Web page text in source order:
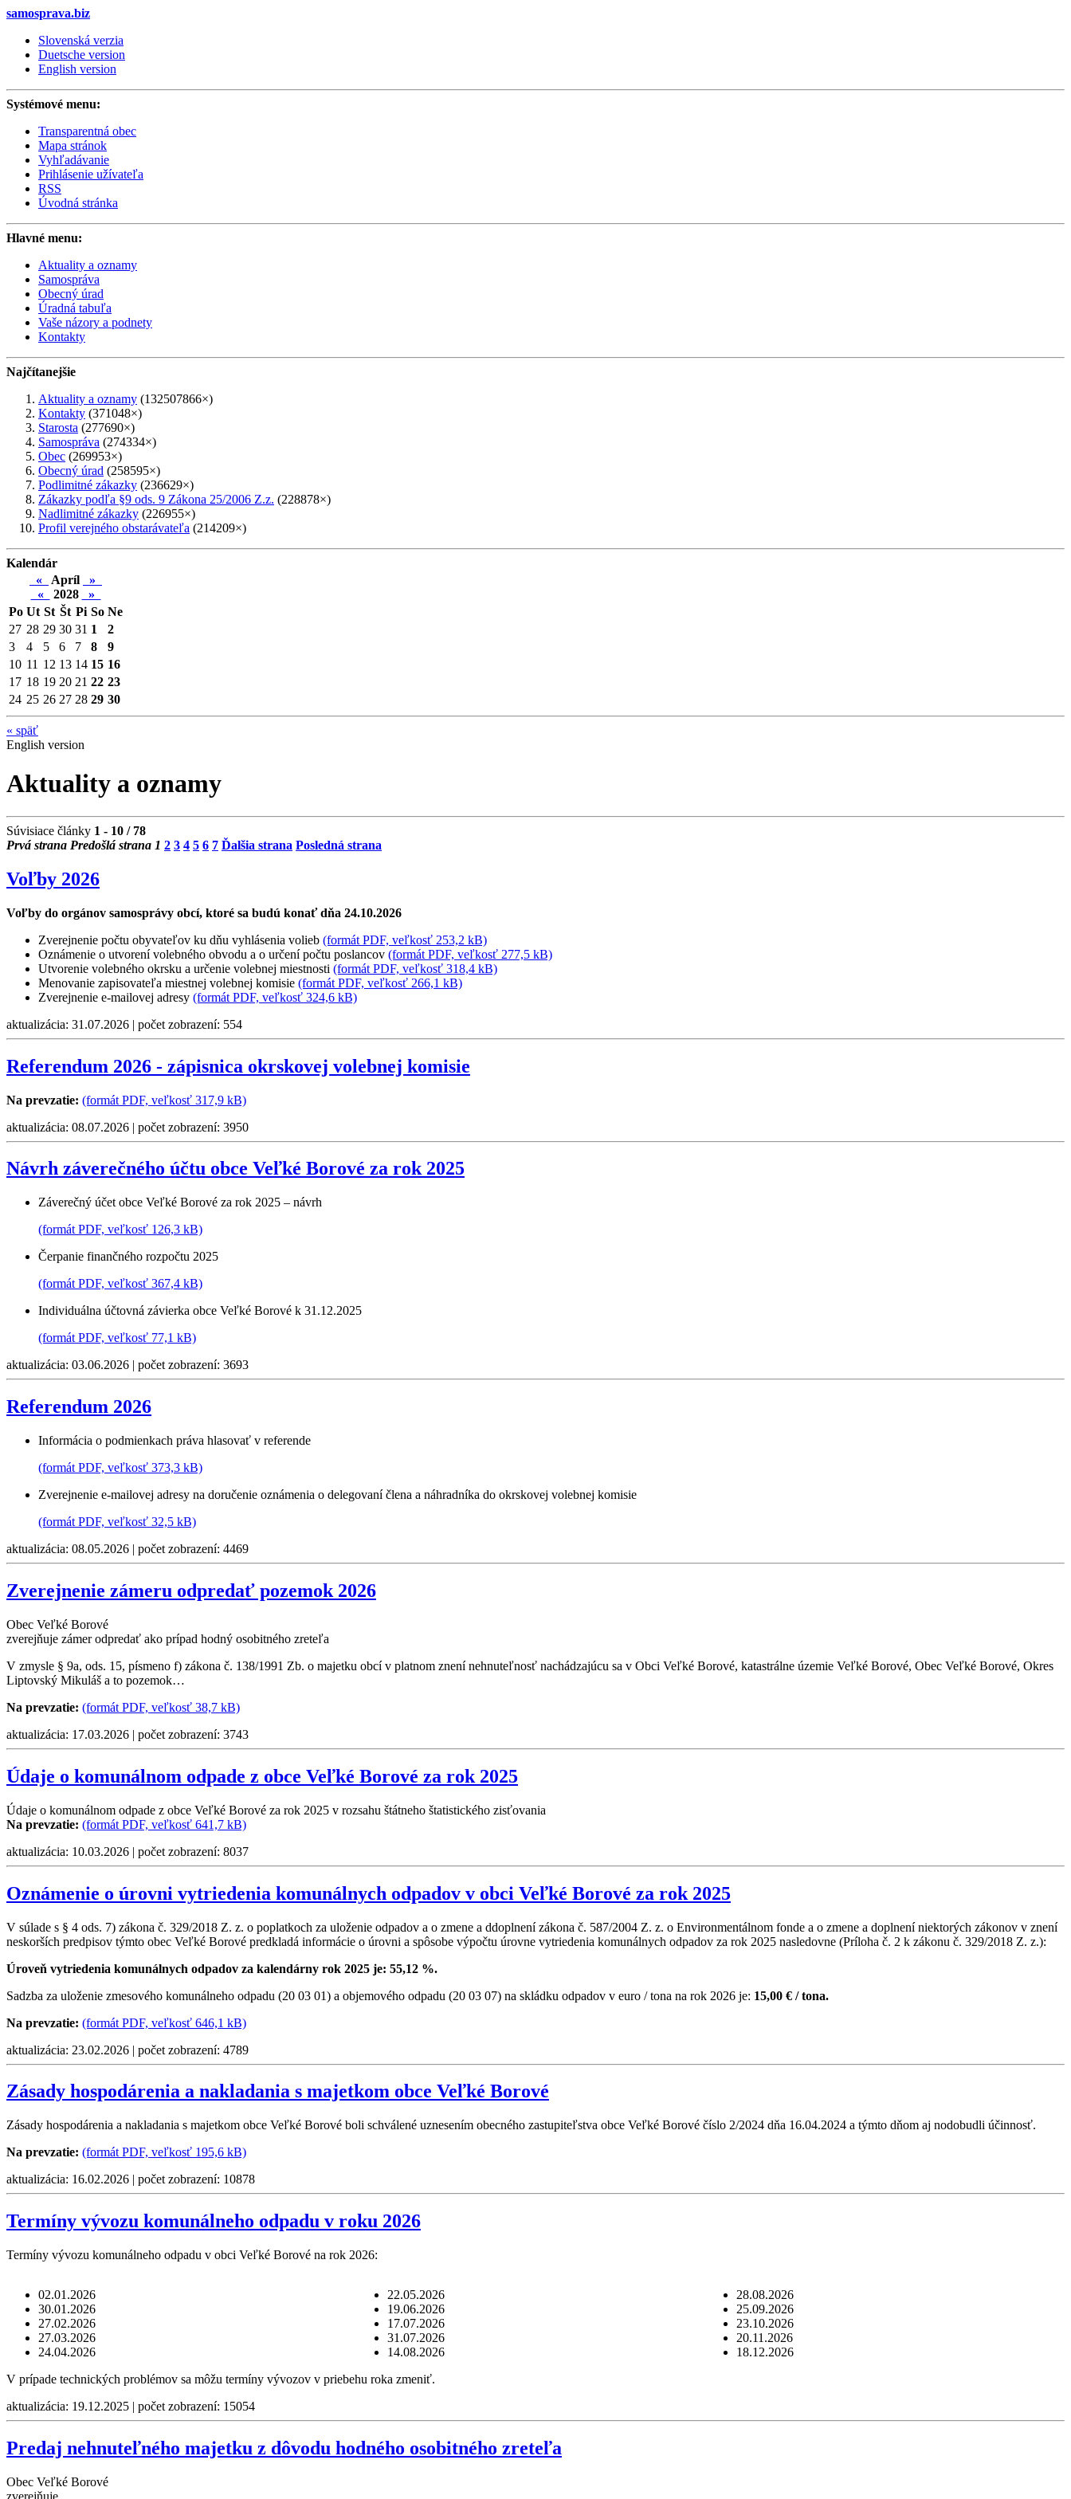
samosprava.biz
Slovenská verzia
Duetsche version
English version
Systémové menu:
Transparentná obec
Mapa stránok
Vyhľadávanie
Prihlásenie užívateľa
RSS
Úvodná stránka
Hlavné menu:
Aktuality a oznamy
Samospráva
Obecný úrad
Úradná tabuľa
Vaše názory a podnety
Kontakty
Najčítanejšie
Aktuality a oznamy (132507866×)
Kontakty (371048×)
Starosta (277690×)
Samospráva (274334×)
Obec (269953×)
Obecný úrad (258595×)
Podlimitné zákazky (236629×)
Zákazky podľa §9 ods. 9 Zákona 25/2006 Z.z. (228878×)
Nadlimitné zákazky (226955×)
Profil verejného obstarávateľa (214209×)
Kalendár
«
Apríl
»
«
2028
»
Po Ut St Št Pi So Ne
27 28 29 30 31 1
2
3
4 5 6 7 8
9
10 11 12 13 14 15 16
17 18 19 20 21 22 23
24 25 26 27 28 29 30
« späť
English version
Aktuality a oznamy
Súvisiace články 1 - 10 / 78
Prvá strana Predošlá strana 1 2 3 4 5 6 7 Ďalšia strana Posledná strana
Voľby 2026
Voľby do orgánov samosprávy obcí, ktoré sa budú konať dňa 24.10.2026
Zverejnenie počtu obyvateľov ku dňu vyhlásenia volieb (formát PDF, veľkosť 253,2 kB)
Oznámenie o utvorení volebného obvodu a o určení počtu poslancov (formát PDF, veľkosť 277,5 kB)
Utvorenie volebného okrsku a určenie volebnej miestnosti (formát PDF, veľkosť 318,4 kB)
Menovanie zapisovateľa miestnej volebnej komisie (formát PDF, veľkosť 266,1 kB)
Zverejnenie e-mailovej adresy (formát PDF, veľkosť 324,6 kB)
aktualizácia: 31.07.2026 | počet zobrazení: 554
Referendum 2026 - zápisnica okrskovej volebnej komisie
Na prevzatie: (formát PDF, veľkosť 317,9 kB)
aktualizácia: 08.07.2026 | počet zobrazení: 3950
Návrh záverečného účtu obce Veľké Borové za rok 2025
Záverečný účet obce Veľké Borové za rok 2025 – návrh
(formát PDF, veľkosť 126,3 kB)
Čerpanie finančného rozpočtu 2025
(formát PDF, veľkosť 367,4 kB)
Individuálna účtovná závierka obce Veľké Borové k 31.12.2025
(formát PDF, veľkosť 77,1 kB)
aktualizácia: 03.06.2026 | počet zobrazení: 3693
Referendum 2026
Informácia o podmienkach práva hlasovať v referende
(formát PDF, veľkosť 373,3 kB)
Zverejnenie e-mailovej adresy na doručenie oznámenia o delegovaní člena a náhradníka do okrskovej volebnej komisie
(formát PDF, veľkosť 32,5 kB)
aktualizácia: 08.05.2026 | počet zobrazení: 4469
Zverejnenie zámeru odpredať pozemok 2026
Obec Veľké Borové
zverejňuje zámer odpredať ako prípad hodný osobitného zreteľa
V zmysle § 9a, ods. 15, písmeno f) zákona č. 138/1991 Zb. o majetku obcí v platnom znení nehnuteľnosť nachádzajúcu sa v Obci Veľké Borové, katastrálne územie Veľké Borové, Obec Veľké Borové, Okres
Liptovský Mikuláš a to pozemok…
Na prevzatie: (formát PDF, veľkosť 38,7 kB)
aktualizácia: 17.03.2026 | počet zobrazení: 3743
Údaje o komunálnom odpade z obce Veľké Borové za rok 2025
Údaje o komunálnom odpade z obce Veľké Borové za rok 2025 v rozsahu štátneho štatistického zisťovania
Na prevzatie: (formát PDF, veľkosť 641,7 kB)
aktualizácia: 10.03.2026 | počet zobrazení: 8037
Oznámenie o úrovni vytriedenia komunálnych odpadov v obci Veľké Borové za rok 2025
V súlade s § 4 ods. 7) zákona č. 329/2018 Z. z. o poplatkoch za uloženie odpadov a o zmene a ddoplnení zákona č. 587/2004 Z. z. o Environmentálnom fonde a o zmene a doplnení niektorých zákonov v znení
neskorších predpisov týmto obec Veľké Borové predkladá informácie o úrovni a spôsobe výpočtu úrovne vytriedenia komunálnych odpadov za rok 2025 nasledovne (Príloha č. 2 k zákonu č. 329/2018 Z. z.):
Úroveň vytriedenia komunálnych odpadov za kalendárny rok 2025 je: 55,12 %.
Sadzba za uloženie zmesového komunálneho odpadu (20 03 01) a objemového odpadu (20 03 07) na skládku odpadov v euro / tona na rok 2026 je: 15,00 € / tona.
Na prevzatie: (formát PDF, veľkosť 646,1 kB)
aktualizácia: 23.02.2026 | počet zobrazení: 4789
Zásady hospodárenia a nakladania s majetkom obce Veľké Borové
Zásady hospodárenia a nakladania s majetkom obce Veľké Borové boli schválené uznesením obecného zastupiteľstva obce Veľké Borové číslo 2/2024 dňa 16.04.2024 a týmto dňom aj nodobudli účinnosť.
Na prevzatie: (formát PDF, veľkosť 195,6 kB)
aktualizácia: 16.02.2026 | počet zobrazení: 10878
Termíny vývozu komunálneho odpadu v roku 2026
Termíny vývozu komunálneho odpadu v obci Veľké Borové na rok 2026:
02.01.2026
30.01.2026
27.02.2026
27.03.2026
24.04.2026
22.05.2026
19.06.2026
17.07.2026
31.07.2026
14.08.2026
28.08.2026
25.09.2026
23.10.2026
20.11.2026
18.12.2026
V prípade technických problémov sa môžu termíny vývozov v priebehu roka zmeniť.
aktualizácia: 19.12.2025 | počet zobrazení: 15054
Predaj nehnuteľného majetku z dôvodu hodného osobitného zreteľa
Obec Veľké Borové
zverejňuje